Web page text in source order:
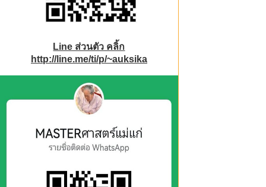
Line ส่วนตัว คลิ้ก
http://line.me/ti/p/~auksika